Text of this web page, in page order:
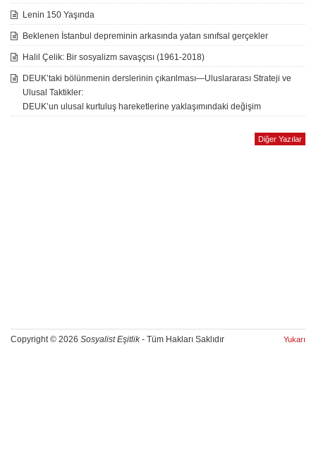
Lenin 150 Yaşında
Beklenen İstanbul depreminin arkasında yatan sınıfsal gerçekler
Halil Çelik: Bir sosyalizm savaşçısı (1961-2018)
DEUK’taki bölünmenin derslerinin çıkarılması—Uluslararası Strateji ve
Ulusal Taktikler:
DEUK’un ulusal kurtuluş hareketlerine yaklaşımındaki değişim
Diğer Yazılar
Copyright © 2026 Sosyalist Eşitlik- Tüm Hakları Saklıdır Yukarı